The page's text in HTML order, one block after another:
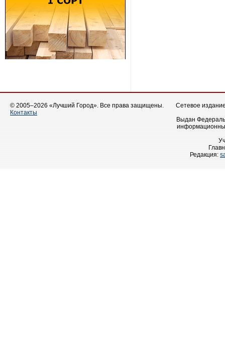
© 2005–2026 «Лучший Город». Все права защищены.
Контакты
Сетевое
Выдан
Редакция: